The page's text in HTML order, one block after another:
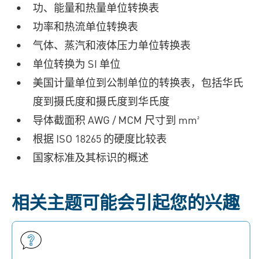
功、能量和热量单位转换表
功率和热流单位转换表
气体、蒸汽和液体压力单位转换表
单位转换为 SI 单位
美国计量单位到公制单位的转换表，包括华氏
度到摄氏度和摄氏度到华氏度
导体截面积 AWG / MCM 尺寸到 mm²
根据 ISO 18265 的硬度比较表
国家标准及其标识的概述
相关主题可能会引起您的兴趣